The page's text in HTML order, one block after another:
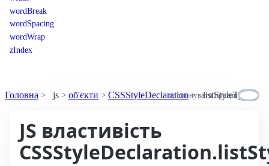
wordBreak
wordSpacing
wordWrap
zIndex
Головна js об'єкти CSSStyleDeclaration listStyleType
пропонувати правки
JS властивість